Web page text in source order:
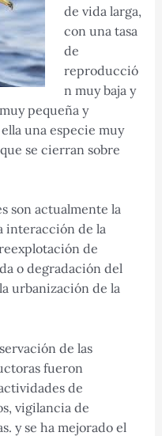
de vida larga,
con una tasa
de
reproducció
n muy baja y
pequeña y
una especie muy
se cierran sobre
son actualmente la
interacción de la
de
o degradación del
urbanización de la
de las
fueron
de
vigilancia de
y se ha mejorado el